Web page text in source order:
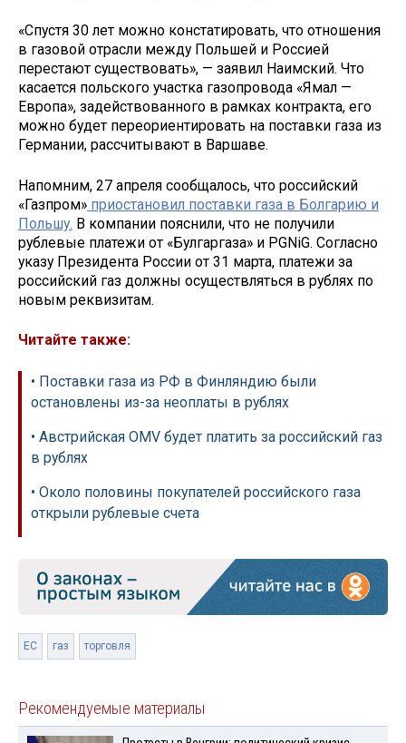
«Спустя 30 лет можно констатировать, что отношения
в газовой отрасли между Польшей и Россией
перестают существовать», — заявил Наимский. Что
касается польского участка газопровода «Ямал —
Европа», задействованного в рамках контракта, его
можно будет переориентировать на поставки газа из
Германии, рассчитывают в Варшаве.
Напомним, 27 апреля сообщалось, что российский
«Газпром» приостановил поставки газа в Болгарию и
Польшу. В компании пояснили, что не получили
рублевые платежи от «Булгаргаза» и PGNiG. Согласно
указу Президента России от 31 марта, платежи за
российский газ должны осуществляться в рублях по
новым реквизитам.
Читайте также:
• Поставки газа из РФ в Финляндию были
остановлены из-за неоплаты в рублях
• Австрийская OMV будет платить за российский газ
в рублях
• Около половины покупателей российского газа
открыли рублевые счета
ЕС газ торговля
Рекомендуемые материалы